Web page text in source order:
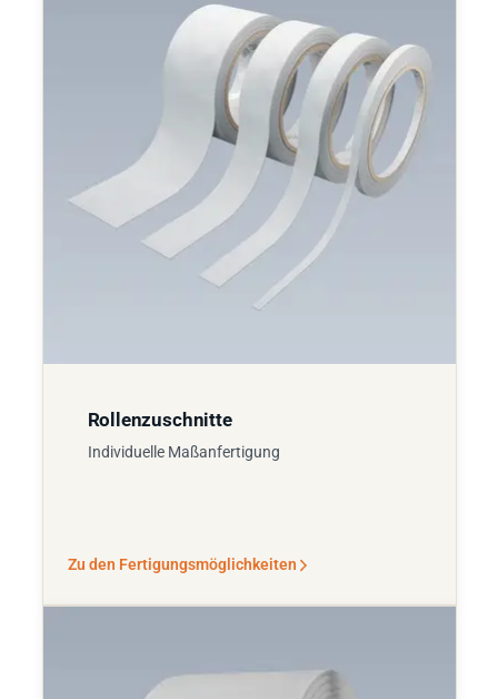
Rollenzuschnitte
Individuelle Maßanfertigung
Zu den Fertigungsmöglichkeiten